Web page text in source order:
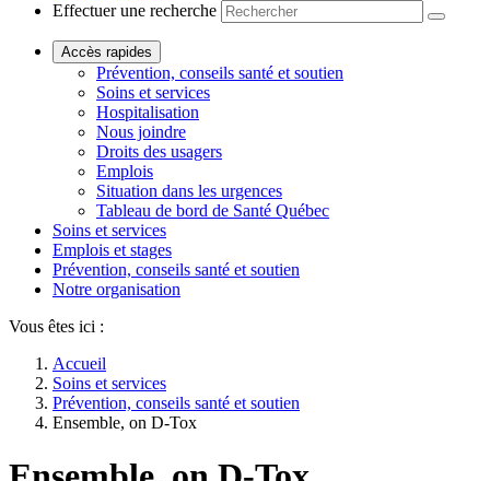
Effectuer une recherche
Accès rapides
Prévention, conseils santé et soutien
Soins et services
Hospitalisation
Nous joindre
Droits des usagers
Emplois
Situation dans les urgences
Tableau de bord de Santé Québec
Soins et services
Emplois et stages
Prévention, conseils santé et soutien
Notre organisation
Vous êtes ici :
Accueil
Soins et services
Prévention, conseils santé et soutien
Ensemble, on D-Tox